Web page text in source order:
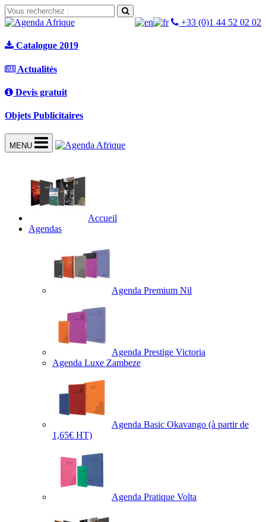
+33 (0)1 44 52 02 02
Catalogue 2019
Actualités
Devis gratuit
Objets Publicitaires
MENU
Accueil
Agendas
Agenda Premium Nil
Agenda Prestige Victoria
Agenda Luxe Zambeze
Agenda Basic Okavango (à partir de
1,65€ HT)
Agenda Pratique Volta